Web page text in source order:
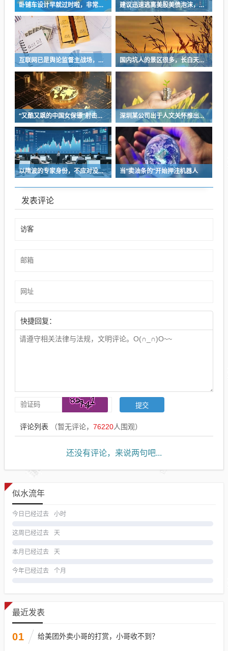
卧铺车设计早就过时啦，非常不具备人性化 建议迅速逃离美股美债泡沫，AI正加速而非延缓其泡沫破裂
互联网已是舆论监督主战场，让我们用这五点珍惜它 国内坑人的景区很多，长白天池只是其中被坑印象最深的那一个
“又酷又飒的中国女保镖”射击夺冠 深圳某公司出于人文关怀推出内部托管，结果无孩单身员工举报了，核心理由有两个
以隋波的专家身份，不应对没统一标准的口味指手画脚，依仗专家身份欺负一线厨师 当“卖油条的”开始押注机器人
发表评论
快捷回复：
评论列表 （暂无评论， 76220人围观）
还没有评论，来说两句吧...
似水流年
今日已经过去 小时
这周已经过去 天
本月已经过去 天
今年已经过去 个月
最近发表
01 给美团外卖小哥的打赏，小哥收不到？